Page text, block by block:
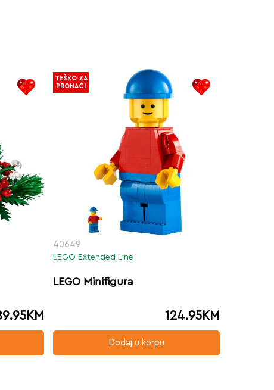
KM
40649
LEGO Extended Line
LEGO Minifigura
124.95KM
Dodaj u korpu
TEŠKO ZA
PRONAĆI